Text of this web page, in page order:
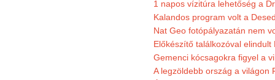
1 napos vízitúra lehetőség a
Kalandos program volt a
Nat Geo fotópályazatán nem
Előkészítő találkozóval
Gemenci kócsagokra figyel a
A legzöldebb ország a világon